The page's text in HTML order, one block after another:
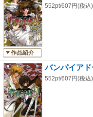
作品紹介
552pt/607円(税込)
バンパイア
552pt/607円(税込)